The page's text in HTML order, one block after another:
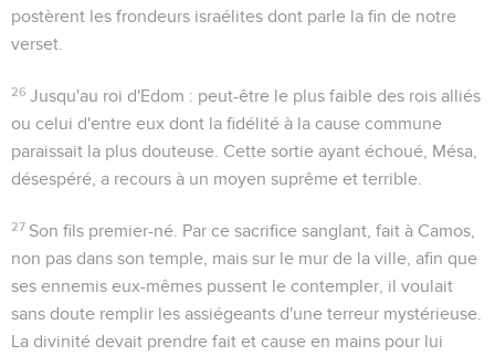
postèrent les frondeurs israélites dont parle la fin de notre
verset.
26 Jusqu'au roi d'Edom : peut-être le plus faible des rois alliés
ou celui d'entre eux dont la fidélité à la cause commune
paraissait la plus douteuse. Cette sortie ayant échoué, Mésa,
désespéré, a recours à un moyen suprême et terrible.
27 Son fils premier-né . Par ce sacrifice sanglant, fait à Camos,
non pas dans son temple, mais sur le mur de la ville, afin que
ses ennemis eux-mêmes pussent le contempler, il voulait
sans doute remplir les assiégeants d'une terreur mystérieuse.
La divinité devait prendre fait et cause en mains pour lui